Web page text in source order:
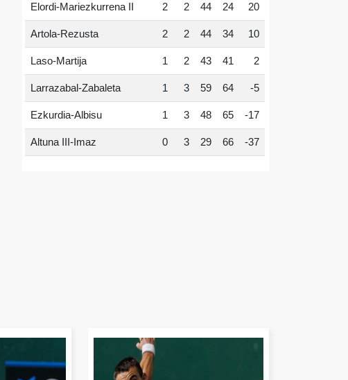
Elordi-Mariezkurrena II 2 2 44 24 20
Artola-Rezusta 2 2 44 34 10
Laso-Martija 1 2 43 41 2
Larrazabal-Zabaleta 1 3 59 64 -5
Ezkurdia-Albisu 1 3 48 65 -17
Altuna III-Imaz 0 3 29 66 -37